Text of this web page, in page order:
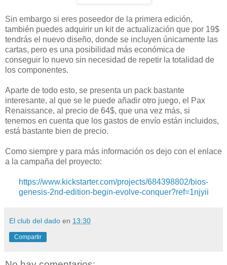
Sin embargo si eres poseedor de la primera edición,
también puedes adquirir un kit de actualización que por 19$
tendrás el nuevo diseño, donde se incluyen únicamente las
cartas, pero es una posibilidad más económica de
conseguir lo nuevo sin necesidad de repetir la totalidad de
los componentes.
Aparte de todo esto, se presenta un pack bastante
interesante, al que se le puede añadir otro juego, el Pax
Renaissance, al precio de 64$, que una vez más, si
tenemos en cuenta que los gastos de envío están incluidos,
está bastante bien de precio.
Como siempre y para más información os dejo con el enlace
a la campaña del proyecto:
https://www.kickstarter.com/projects/684398802/bios-
genesis-2nd-edition-begin-evolve-conquer?ref=1njyii
El club del dado en 13:30
Compartir